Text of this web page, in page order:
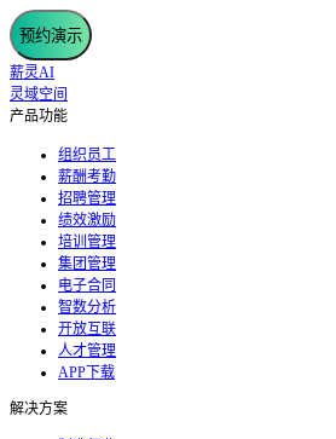
预约演示
薪灵AI
灵域空间
产品功能
组织员工
薪酬考勤
招聘管理
绩效激励
培训管理
集团管理
电子合同
智数分析
开放互联
人才管理
APP下载
解决方案